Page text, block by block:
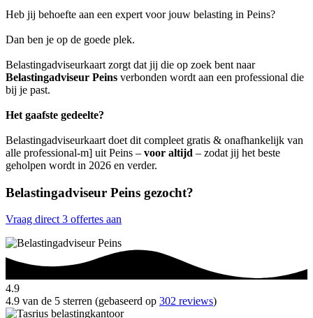
Heb jij behoefte aan een expert voor jouw belasting in Peins?
Dan ben je op de goede plek.
Belastingadviseurkaart zorgt dat jij die op zoek bent naar
Belastingadviseur Peins verbonden wordt aan een professional die
bij je past.
Het gaafste gedeelte?
Belastingadviseurkaart doet dit compleet gratis & onafhankelijk van
alle professional-m] uit Peins – voor altijd – zodat jij het beste
geholpen wordt in 2026 en verder.
Belastingadviseur Peins gezocht?
Vraag direct 3 offertes aan
4.9
4.9 van de 5 sterren (gebaseerd op 302 reviews)